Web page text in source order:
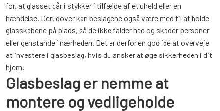
for, at glasset går i stykker i tilfælde af et uheld eller en
hændelse. Derudover kan beslagene også være med til at holde
glasskabene på plads, så de ikke falder ned og skader personer
eller genstande i nærheden. Det er derfor en god idé at overveje
at investere i glasbeslag, hvis du ønsker at øge sikkerheden i dit
hjem.
Glasbeslag er nemme at
montere og vedligeholde